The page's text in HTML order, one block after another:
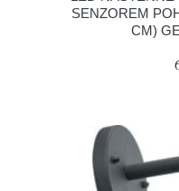
SENZOREM
CM)